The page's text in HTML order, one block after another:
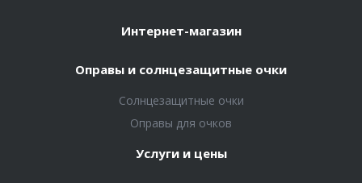
Интернет-магазин
Оправы и солнцезащитные очки
Солнцезащитные очки
Оправы для очков
Услуги и цены